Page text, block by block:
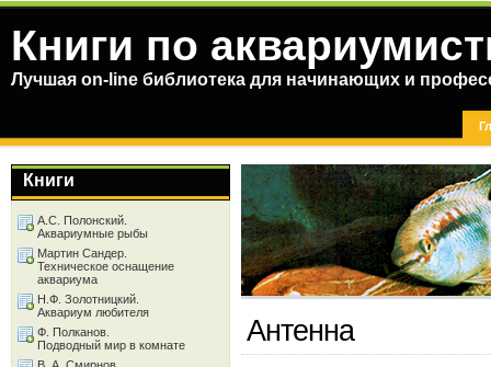
Книги по
Лучшая on-line библиотека для начинающих и
Антенна
Книги
А.С. Полонский.
Аквариумные рыбы
Мартин Сандер.
Техническое оснащение
аквариума
Н.Ф. Золотницкий.
Аквариум любителя
Ф. Полканов.
Подводный мир в комнате